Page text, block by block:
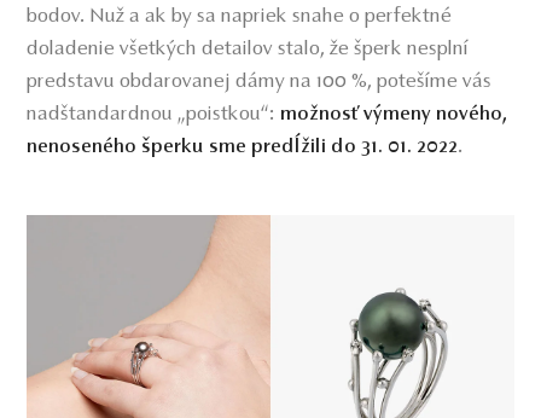
bodov. Nuž a ak by sa napriek snahe o perfektné
doladenie všetkých detailov stalo, že šperk nesplní
predstavu obdarovanej dámy na 100 %, potešíme vás
nadštandardnou „poistkou“: možnosť výmeny nového,
nenoseného šperku sme predĺžili do 31. 01. 2022.